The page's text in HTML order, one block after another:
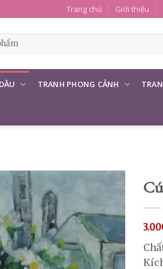
Trang chủ Giới thiệu
TRANH PHONG CẢNH